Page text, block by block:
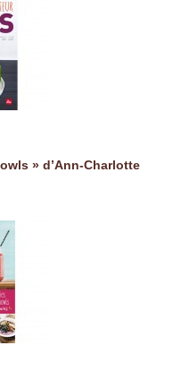
» d’Ann-Charlotte